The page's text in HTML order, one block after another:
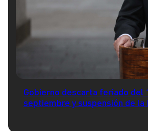
Gobierno descarta feriado del
septiembre y suspensión de la